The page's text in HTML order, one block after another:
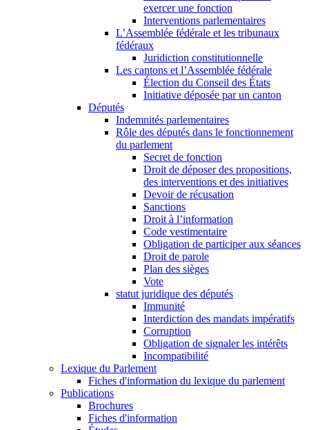
exercer une fonction
Interventions parlementaires
L’Assemblée fédérale et les tribunaux
fédéraux
Juridiction constitutionnelle
Les cantons et l’Assemblée fédérale
Élection du Conseil des États
Initiative déposée par un canton
Députés
Indemnités parlementaires
Rôle des députés dans le fonctionnement
du parlement
Secret de fonction
Droit de déposer des propositions,
des interventions et des initiatives
Devoir de récusation
Sanctions
Droit à l’information
Code vestimentaire
Obligation de participer aux séances
Droit de parole
Plan des sièges
Vote
statut juridique des députés
Immunité
Interdiction des mandats impératifs
Corruption
Obligation de signaler les intérêts
Incompatibilité
Lexique du Parlement
Fiches d'information du lexique du parlement
Publications
Brochures
Fiches d'information